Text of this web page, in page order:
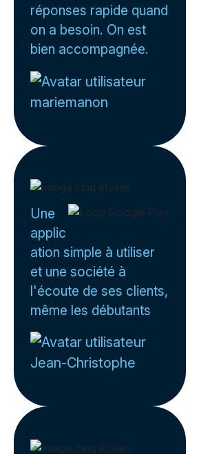
réponses rapide quand
on a besoin. On est
bien accompagnée.
mariemanon
Une
applic
ation simple à utiliser
et une société à
l'écoute de ses clients,
même les débutants
Jean-Christophe